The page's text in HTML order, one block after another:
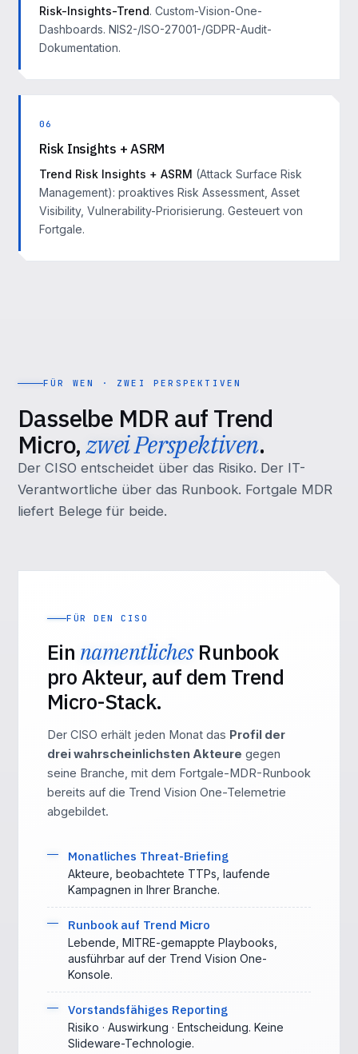
Risk-Insights-Trend. Custom-Vision-One-
Dashboards. NIS2-/ISO-27001-/GDPR-Audit-
Dokumentation.
06
Risk Insights + ASRM
Trend Risk Insights + ASRM (Attack Surface Risk
Management): proaktives Risk Assessment, Asset
Visibility, Vulnerability-Priorisierung. Gesteuert von
Fortgale.
FÜR WEN · ZWEI PERSPEKTIVEN
Dasselbe MDR auf Trend
Micro,zwei Perspektiven.
Der CISO entscheidet über das Risiko. Der IT-
Verantwortliche über das Runbook. Fortgale MDR
liefert Belege für beide.
FÜR DEN CISO
Ein namentlichesRunbook
pro Akteur, auf dem Trend
Micro-Stack.
Der CISO erhält jeden Monat das Profil der
drei wahrscheinlichsten Akteure gegen
seine Branche, mit dem Fortgale-MDR-Runbook
bereits auf die Trend Vision One-Telemetrie
abgebildet.
Monatliches Threat-Briefing
Akteure, beobachtete TTPs, laufende
Kampagnen in Ihrer Branche.
Runbook auf Trend Micro
Lebende, MITRE-gemappte Playbooks,
ausführbar auf der Trend Vision One-
Konsole.
Vorstandsfähiges Reporting
Risiko · Auswirkung · Entscheidung. Keine
Slideware-Technologie.